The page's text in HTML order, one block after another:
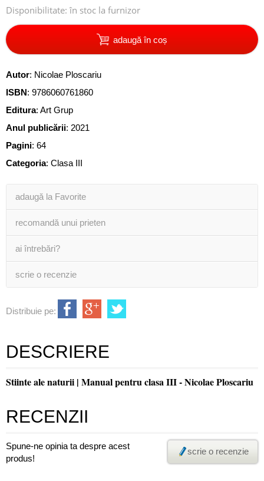
Disponibilitate: în stoc la furnizor
adaugă în coș
Autor: Nicolae Ploscariu
ISBN: 9786060761860
Editura: Art Grup
Anul publicării: 2021
Pagini: 64
Categoria: Clasa III
adaugă la Favorite
recomandă unui prieten
ai întrebări?
scrie o recenzie
Distribuie pe:
DESCRIERE
Stiinte ale naturii | Manual pentru clasa III - Nicolae Ploscariu
RECENZII
Spune-ne opinia ta despre acest
produs!
scrie o recenzie